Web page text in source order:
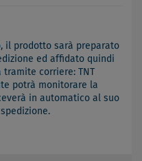
il prodotto sarà preparato
ed affidato quindi
tramite corriere: TNT
potrà monitorare la
in automatico al suo